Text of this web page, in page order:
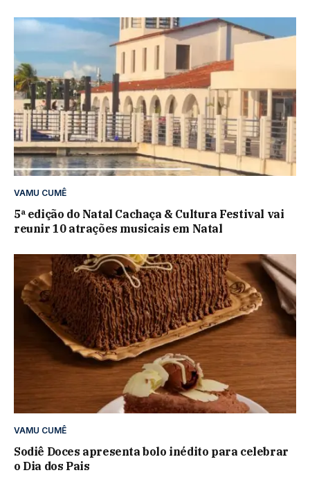
VAMU CUMÊ
5ª edição do Natal Cachaça & Cultura Festival vai
reunir 10 atrações musicais em Natal
VAMU CUMÊ
Sodiê Doces apresenta bolo inédito para celebrar
o Dia dos Pais